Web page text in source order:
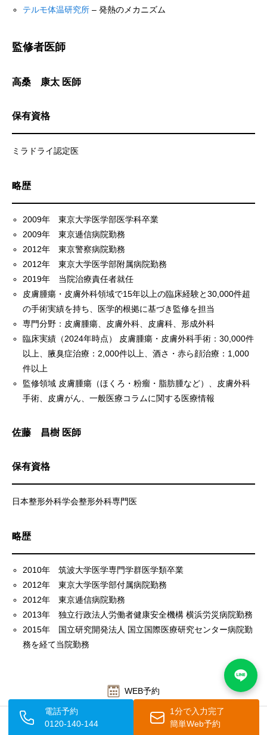
テルモ体温研究所 – 発熱のメカニズム
監修者医師
高桑 康太 医師
保有資格
ミラドライ認定医
略歴
2009年 東京大学医学部医学科卒業
2009年 東京逓信病院勤務
2012年 東京警察病院勤務
2012年 東京大学医学部附属病院勤務
2019年 当院治療責任者就任
皮膚腫瘍・皮膚外科領域で15年以上の臨床経験と30,000件超
の手術実績を持ち、医学的根拠に基づき監修を担当
専門分野：皮膚腫瘍、皮膚外科、皮膚科、形成外科
臨床実績（2024年時点） 皮膚腫瘍・皮膚外科手術：30,000件
以上、腋臭症治療：2,000件以上、酒さ・赤ら顔治療：1,000
件以上
監修領域 皮膚腫瘍（ほくろ・粉瘤・脂肪腫など）、皮膚外科
手術、皮膚がん、一般医療コラムに関する医療情報
佐藤 昌樹 医師
保有資格
日本整形外科学会整形外科専門医
略歴
2010年 筑波大学医学専門学群医学類卒業
2012年 東京大学医学部付属病院勤務
2012年 東京逓信病院勤務
2013年 独立行政法人労働者健康安全機構 横浜労災病院勤務
2015年 国立研究開発法人 国立国際医療研究センター病院勤
務を経て当院勤務
WEB予約
料金表
電話予約
0120-140-144
1分で入力完了
簡単Web予約